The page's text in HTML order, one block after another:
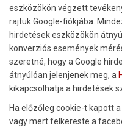
eszközökön végzett
rajtuk Google-fiókjába.
hirdetések eszközökön
konverziós események
szeretné, hogy a Google
átnyúlóan jelenjenek meg, a
kikapcsolhatja a hirdetések
Ha előzőleg cookie-t kapott
vagy mert felkereste a